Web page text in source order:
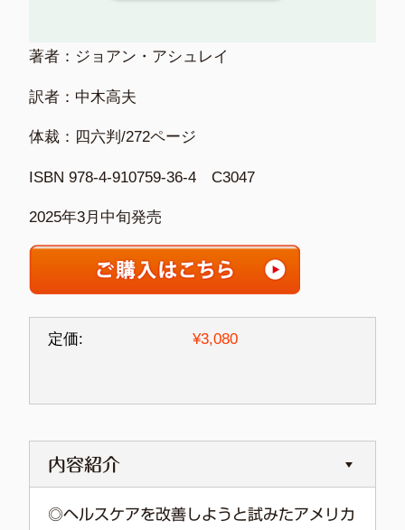
著者：ジョアン・アシュレイ
訳者：中木高夫
体裁：四六判/272ページ
ISBN 978-4-910759-36-4 C3047
2025年3月中旬発売
定価: ¥3,080
内容紹介
◎ヘルスケアを改善しようと試みたアメリカ